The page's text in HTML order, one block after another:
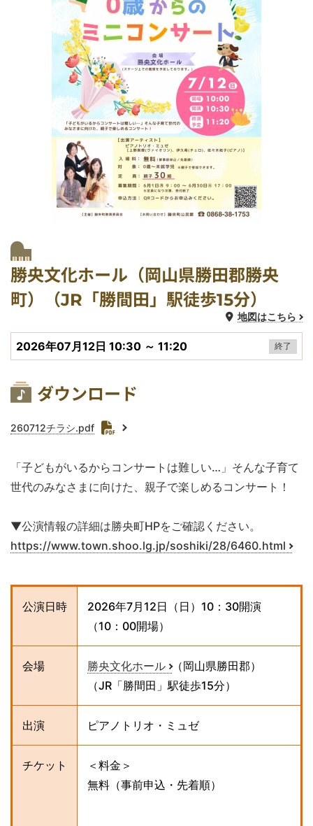
開催場所
会場
公演会場
勝央文化ホール（岡山県勝田郡勝央
町）（JR「勝間田」駅徒歩15分）
地図はこちら
開催日時
2026年07月12日 10:30 ～ 11:20 終了
関連資料ダウンロード
ダウンロード
ファイル
260712チラシ.pdf
「子どもがいるからコンサートは難しい…」そんな子育て
世代のみなさまに向けた、親子で楽しめるコンサート！
▼公演情報の詳細は勝央町HPをご確認ください。
https://www.town.shoo.lg.jp/soshiki/28/6460.html
公演日時
2026年7月12日（日）10：30開演
（10：00開場）
会場 勝央文化ホール （岡山県勝田郡）
（JR「勝間田」駅徒歩15分）
出演 ピアノトリオ・ミュゼ
チケット
＜料金＞
無料（事前申込・先着順）
会社案内
会社案内
求人情報